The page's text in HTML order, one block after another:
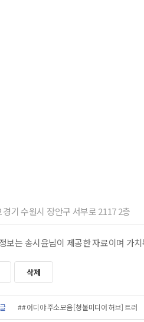
경기 수원시 장안구 서부로 2117 2층
보는 송시윤님이 제공한 자료이며 가
삭제
## 어디야 주소모음 [청불미디어 허브] 트러